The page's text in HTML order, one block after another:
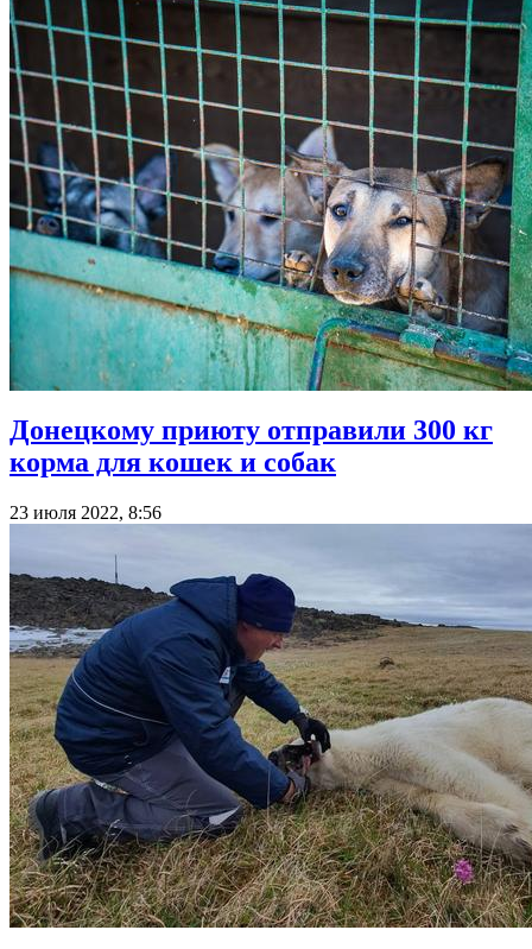
Донецкому приюту отправили 300 кг
корма для кошек и собак
23 июля 2022, 8:56